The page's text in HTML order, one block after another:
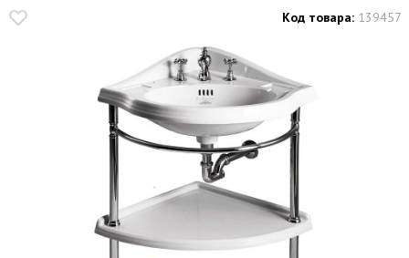
Код товара: 139457